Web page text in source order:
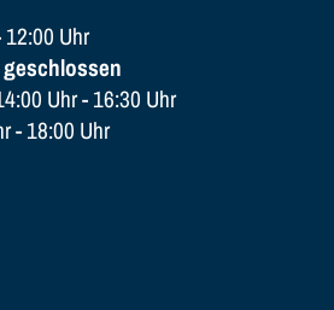
Uhr
Uhr - 16:30 Uhr
- 18:00 Uhr